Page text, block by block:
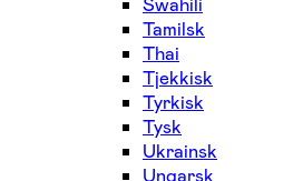
Tamilsk
Thai
Tjekkisk
Tyrkisk
Tysk
Ukrainsk
Ungarsk